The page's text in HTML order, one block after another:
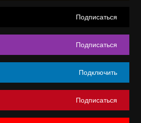
Подписаться
Подписаться
Подключить
Подписаться